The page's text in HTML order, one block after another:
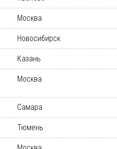
Москва
Новосибирск
Казань
Москва
Самара
Тюмень